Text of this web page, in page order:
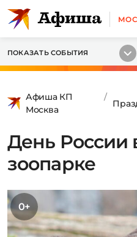
ПОКАЗАТЬ СОБЫТИЯ
Афиша КП
Москва
День России
зоопарке
0+